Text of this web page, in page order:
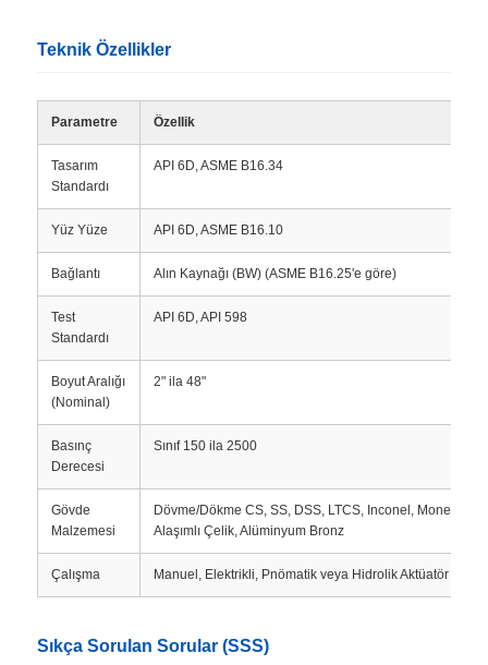
Teknik Özellikler
Parametre Özellik
Tasarım
Standardı
API 6D, ASME B16.34
Yüz Yüze API 6D, ASME B16.10
Bağlantı Alın Kaynağı (BW) (ASME B16.25'e göre)
Test
Standardı
API 6D, API 598
Boyut Aralığı
(Nominal)
2" ila 48"
Basınç
Derecesi
Sınıf 150 ila 2500
Gövde
Malzemesi
Dövme/Dökme CS, SS, DSS, LTCS, Inconel, Monel,
Alaşımlı Çelik, Alüminyum Bronz
Çalışma Manuel, Elektrikli, Pnömatik veya Hidrolik Aktüatör
Sıkça Sorulan Sorular (SSS)